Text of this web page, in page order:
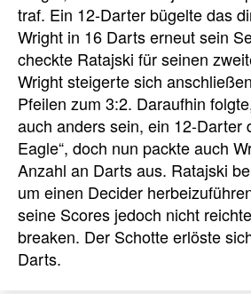
traf. Ein 12-Darter bügelte das
Wright in 16 Darts erneut sein
checkte Ratajski für seinen
Wright steigerte sich
Pfeilen zum 3:2. Daraufhin
auch anders sein, ein 12-Darter
Eagle“, doch nun packte auch
Anzahl an Darts aus. Ratajski
um einen Decider
seine Scores jedoch nicht
breaken. Der Schotte erlöste
Darts.